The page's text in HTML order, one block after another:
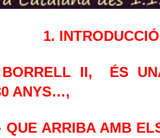
1.
BORRELL II, ÉS
ANYS…,
QUE ARRIBA AMB